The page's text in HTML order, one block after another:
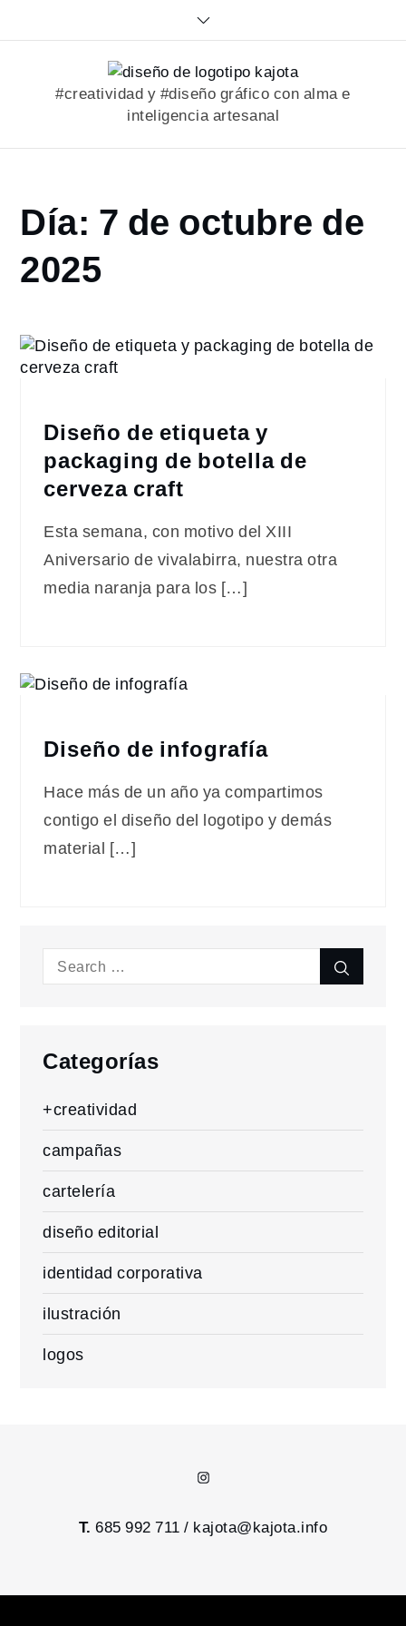
#creatividad y #diseño gráfico con alma e
inteligencia artesanal
Home
2025
octubre
7
Día: 7 de octubre de
2025
Diseño de etiqueta y
packaging de botella de
cerveza craft
Esta semana, con motivo del XIII
Aniversario de vivalabirra, nuestra otra
media naranja para los […]
Diseño de infografía
Hace más de un año ya compartimos
contigo el diseño del logotipo y demás
material […]
Search
Categorías
+creatividad
campañas
cartelería
diseño editorial
identidad corporativa
ilustración
logos
Instagram
T. 685 992 711 / kajota@kajota.info